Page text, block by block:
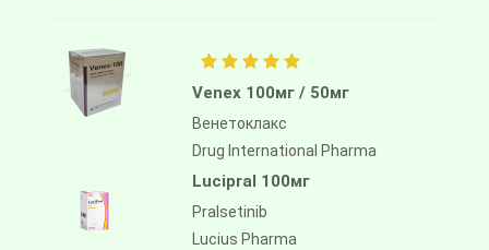
Venex 100мг / 50мг
Венетоклакс
Drug International Pharma
Lucipral 100мг
Pralsetinib
Lucius Pharma